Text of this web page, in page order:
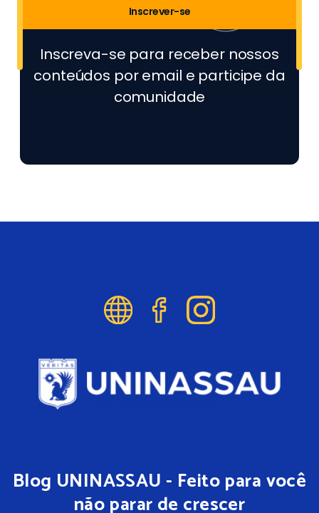
Inscrever-se
Inscreva-se para receber nossos
conteúdos por email e participe da
comunidade
Blog UNINASSAU - Feito para você
não parar de crescer